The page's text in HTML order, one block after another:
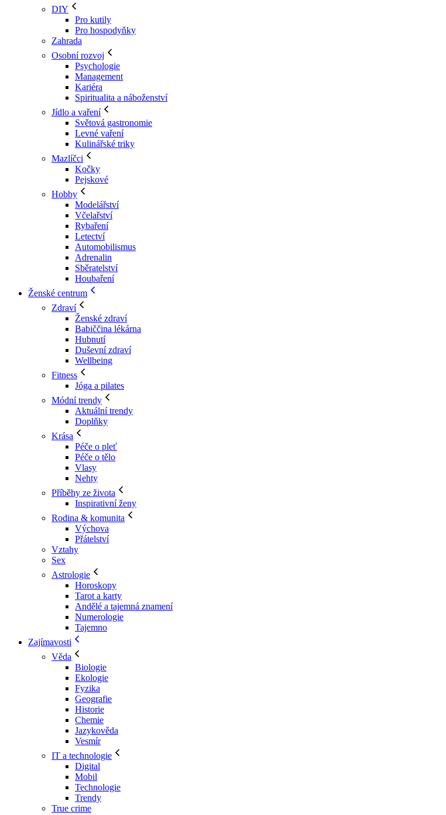
DIY
Pro kutily
Pro hospodyňky
Zahrada
Osobní rozvoj
Psychologie
Management
Kariéra
Spiritualita a náboženství
Jídlo a vaření
Světová gastronomie
Levné vaření
Kulinářské triky
Mazlíčci
Kočky
Pejskové
Hobby
Modelářství
Včelařství
Rybaření
Letectví
Automobilismus
Adrenalin
Sběratelství
Houbaření
Ženské centrum
Zdraví
Ženské zdraví
Babiččina lékárna
Hubnutí
Duševní zdraví
Wellbeing
Fitness
Jóga a pilates
Módní trendy
Aktuální trendy
Doplňky
Krása
Péče o pleť
Péče o tělo
Vlasy
Nehty
Příběhy ze života
Inspirativní ženy
Rodina & komunita
Výchova
Přátelství
Vztahy
Sex
Astrologie
Horoskopy
Tarot a karty
Andělé a tajemná znamení
Numerologie
Tajemno
Zajímavosti
Věda
Biologie
Ekologie
Fyzika
Geografie
Historie
Chemie
Jazykověda
Vesmír
IT a technologie
Digital
Mobil
Technologie
Trendy
True crime